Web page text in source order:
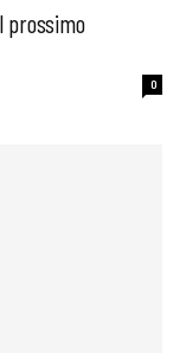
prossimo
0